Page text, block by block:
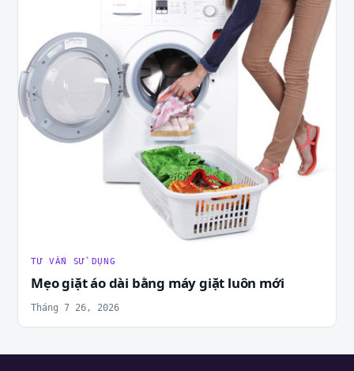
TƯ VẤN SỬ DỤNG
Mẹo giặt áo dài bằng máy giặt luôn mới
Tháng 7 26, 2026